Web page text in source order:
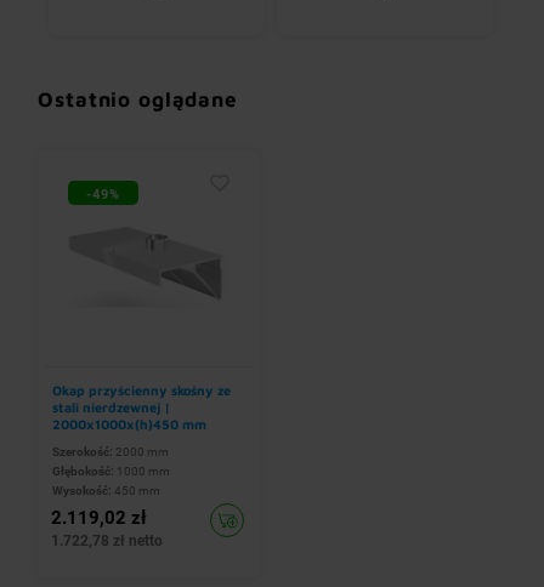
Ostatnio oglądane
-49%
Okap przyścienny skośny ze
stali nierdzewnej |
2000x1000x(h)450 mm
Szerokość: 2000 mm
Głębokość: 1000 mm
Wysokość: 450 mm
2.119,02 zł
1.722,78 zł netto